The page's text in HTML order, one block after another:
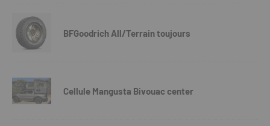
BFGoodrich All/Terrain toujours
Cellule Mangusta Bivouac center